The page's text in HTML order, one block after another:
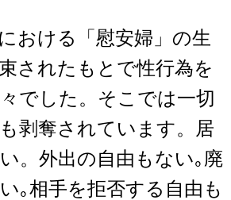
おける「慰安婦」の生
されたもとで性行為を
でした。そこでは一切
剥奪されています。居
。外出の自由もない｡廃
｡相手を拒否する自由も